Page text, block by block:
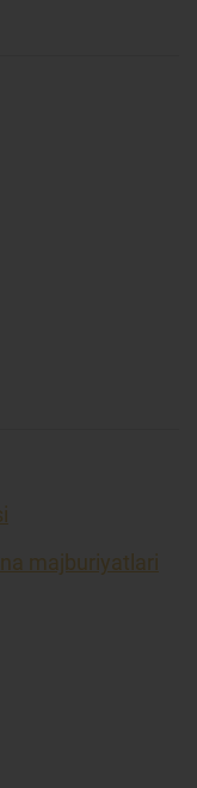
majburiyatlari